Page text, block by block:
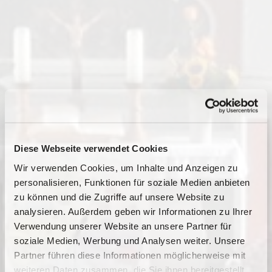
Diese Webseite verwendet Cookies
Wir verwenden Cookies, um Inhalte und Anzeigen zu
personalisieren, Funktionen für soziale Medien anbieten
zu können und die Zugriffe auf unsere Website zu
analysieren. Außerdem geben wir Informationen zu Ihrer
Verwendung unserer Website an unsere Partner für
soziale Medien, Werbung und Analysen weiter. Unsere
Partner führen diese Informationen möglicherweise mit
weiteren Daten zusammen, die Sie ihnen bereitgestellt
Dies könnte Sie auch